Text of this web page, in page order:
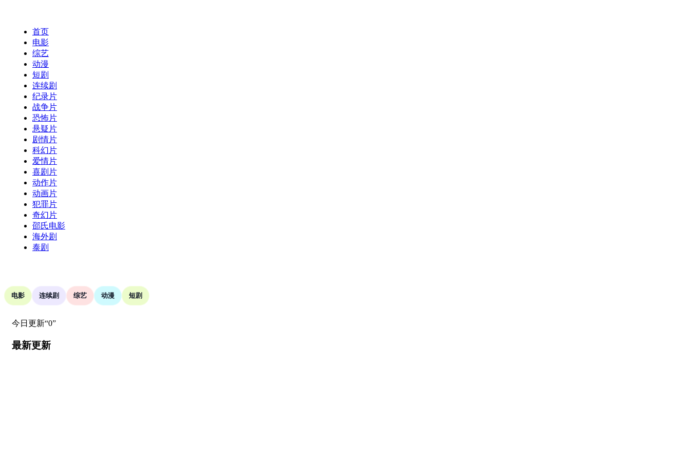
首页
电影
综艺
动漫
短剧
连续剧
纪录片
战争片
恐怖片
悬疑片
剧情片
科幻片
爱情片
喜剧片
动作片
动画片
犯罪片
奇幻片
邵氏电影
海外剧
泰剧
电影 连续剧 综艺 动漫 短剧
今日更新“0”
最新更新